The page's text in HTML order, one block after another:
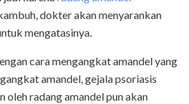
dokter akan menyarankan
mengatasinya.
cara mengangkat amandel yang
amandel, gejala psoriasis
oleh radang amandel pun akan